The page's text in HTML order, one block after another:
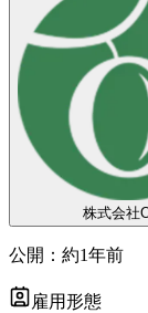
株式会社
公開： 約1年前
雇用形態